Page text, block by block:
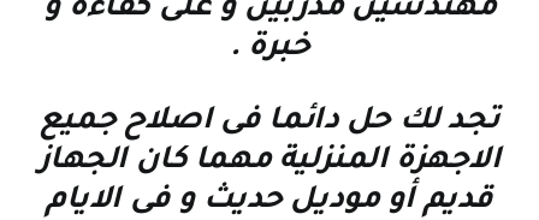
مهندسين مدربين و على كفاءة و
خبرة .
تجد لك حل دائما فى اصلاح جميع
الاجهزة المنزلية مهما كان الجهاز
قديم أو موديل حديث و فى الايام